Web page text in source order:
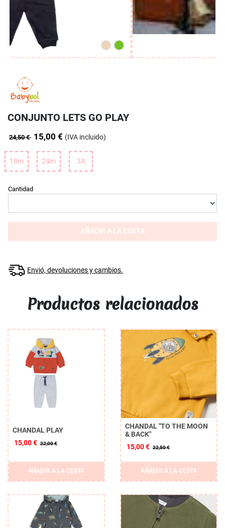
CONJUNTO LETS GO PLAY
24,50 € 15,00 € (IVA incluido)
18m 24m 3A
Cantidad
AÑADIR A LA CESTA
Envió, devoluciones y cambios.
Productos relacionados
CHANDAL PLAY
15,00 € 22,00 €
AÑADIR A LA CESTA
CHANDAL "TO THE MOON
& BACK"
15,00 € 22,50 €
AÑADIR A LA CESTA